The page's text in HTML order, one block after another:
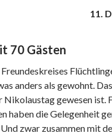
11.
70 Gästen
anders als gewohnt.
Nikolaustag gewesen ist.
haben die Gelegenheit
zwar zusammen mit